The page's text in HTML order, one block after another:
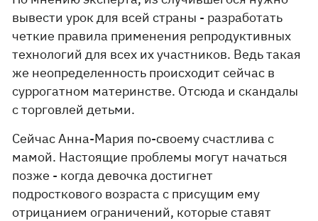
вывести урок для всей страны - разработать
четкие правила применения репродуктивных
технологий для всех их участников. Ведь такая
же неопределенность происходит сейчас в
суррогатном материнстве. Отсюда и скандалы
с торговлей детьми.
Сейчас Анна-Мария по-своему счастлива с
мамой. Настоящие проблемы могут начаться
позже - когда девочка достигнет
подросткового возраста с присущим ему
отрицанием ограничений, которые ставят